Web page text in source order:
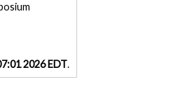
2026 EDT.